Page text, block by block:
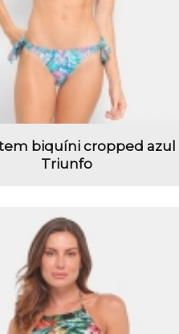
biquíni cropped azul
Triunfo